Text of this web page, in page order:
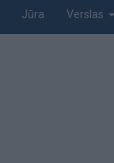
Jūra Verslas